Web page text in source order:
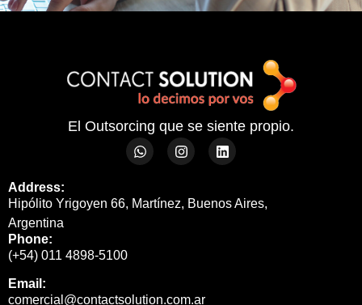
El Outsorcing que se siente propio.
Address:
Hipólito Yrigoyen 66, Martínez, Buenos Aires,
Argentina
Phone:
(+54) 011 4898-5100
Email:
comercial@contactsolution.com.ar